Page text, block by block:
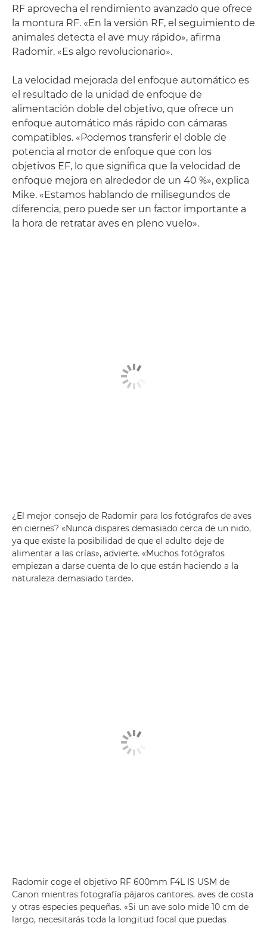
RF aprovecha el rendimiento avanzado que ofrece
la montura RF. «En la versión RF, el seguimiento de
animales detecta el ave muy rápido», afirma
Radomir. «Es algo revolucionario».
La velocidad mejorada del enfoque automático es
el resultado de la unidad de enfoque de
alimentación doble del objetivo, que ofrece un
enfoque automático más rápido con cámaras
compatibles. «Podemos transferir el doble de
potencia al motor de enfoque que con los
objetivos EF, lo que significa que la velocidad de
enfoque mejora en alrededor de un 40 %», explica
Mike. «Estamos hablando de milisegundos de
diferencia, pero puede ser un factor importante a
la hora de retratar aves en pleno vuelo».
¿El mejor consejo de Radomir para los fotógrafos de aves
en ciernes? «Nunca dispares demasiado cerca de un nido,
ya que existe la posibilidad de que el adulto deje de
alimentar a las crías», advierte. «Muchos fotógrafos
empiezan a darse cuenta de lo que están haciendo a la
naturaleza demasiado tarde».
Radomir coge el objetivo RF 600mm F4L IS USM de
Canon mientras fotografía pájaros cantores, aves de costa
y otras especies pequeñas. «Si un ave solo mide 10 cm de
largo, necesitarás toda la longitud focal que puedas